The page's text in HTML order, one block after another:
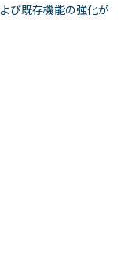
び既存機能の強化が